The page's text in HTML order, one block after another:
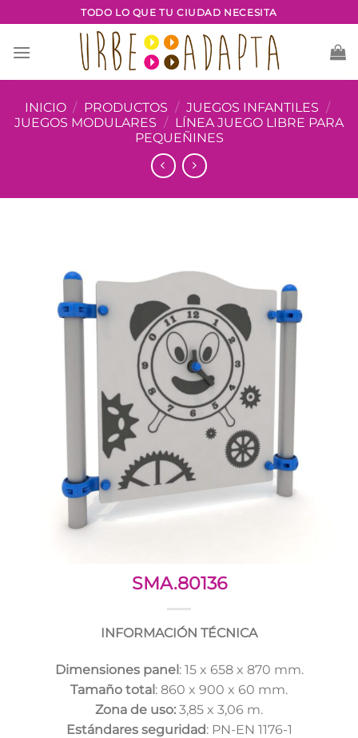
al
contenido
TODO LO QUE TU CIUDAD NECESITA
INICIO / PRODUCTOS / JUEGOS INFANTILES /
JUEGOS MODULARES / LÍNEA JUEGO LIBRE PARA
PEQUEÑINES
SMA.80136
INFORMACIÓN TÉCNICA
Dimensiones panel: 15 x 658 x 870 mm.
Tamaño total: 860 x 900 x 60 mm.
Zona de uso: 3,85 x 3,06 m.
Estándares seguridad: PN-EN 1176-1